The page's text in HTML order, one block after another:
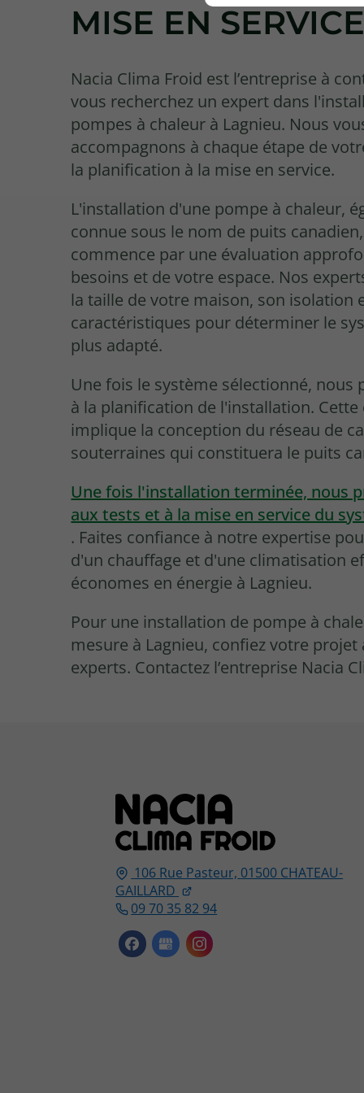
MISE EN SERVICE
Nacia Clima Froid est l’entreprise à
vous recherchez un expert dans
pompes à chaleur à Lagnieu. Nous
accompagnons à chaque étape de
la planification à la mise en service.
L'installation d'une pompe à chaleur,
connue sous le nom de puits canadien,
commence par une évaluation
besoins et de votre espace. Nos
la taille de votre maison, son isolation
caractéristiques pour déterminer le
plus adapté.
Une fois le système sélectionné, nous
à la planification de l'installation. Cette
implique la conception du réseau de
souterraines qui constituera le puits
Une fois l'installation terminée, nous
aux tests et à la mise en service du
. Faites confiance à notre expertise
d'un chauffage et d'une climatisation
économes en énergie à Lagnieu.
Pour une installation de pompe à
mesure à Lagnieu, confiez votre projet
experts. Contactez l’entreprise Nacia
106 Rue Pasteur, 01500 CHATEAU-
GAILLARD
09 70 35 82 94